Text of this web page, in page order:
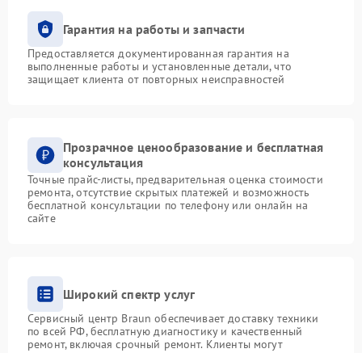
Гарантия на работы и запчасти
Предоставляется документированная гарантия на
выполненные работы и установленные детали, что
защищает клиента от повторных неисправностей
Прозрачное ценообразование и бесплатная
консультация
Точные прайс-листы, предварительная оценка стоимости
ремонта, отсутствие скрытых платежей и возможность
бесплатной консультации по телефону или онлайн на
сайте
Широкий спектр услуг
Сервисный центр Braun обеспечивает доставку техники
по всей РФ, бесплатную диагностику и качественный
ремонт, включая срочный ремонт. Клиенты могут